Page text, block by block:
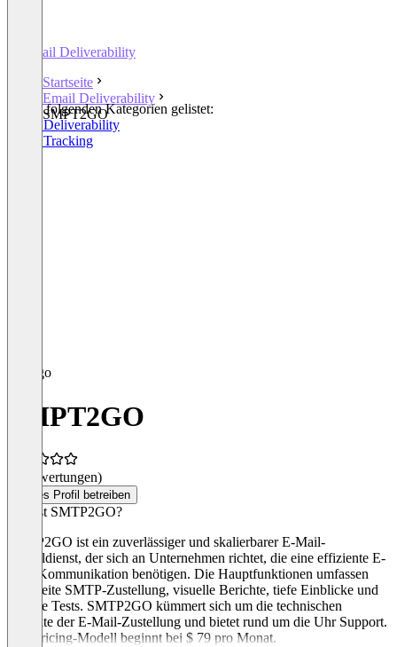
Email Deliverability
Startseite
Email Deliverability
SMPT2GO
In den folgenden Kategorien gelistet:
Email Deliverability
Email Tracking
SMPT2GO
(0 Bewertungen)
Dieses Profil betreiben
Was ist SMTP2GO?
SMTP2GO ist ein zuverlässiger und skalierbarer E-Mail-
Zustelldienst, der sich an Unternehmen richtet, die eine effiziente E-
Mail-Kommunikation benötigen. Die Hauptfunktionen umfassen
weltweite SMTP-Zustellung, visuelle Berichte, tiefe Einblicke und
robuste Tests. SMTP2GO kümmert sich um die technischen
Aspekte der E-Mail-Zustellung und bietet rund um die Uhr Support.
Das Pricing-Modell beginnt bei $ 79 pro Monat.